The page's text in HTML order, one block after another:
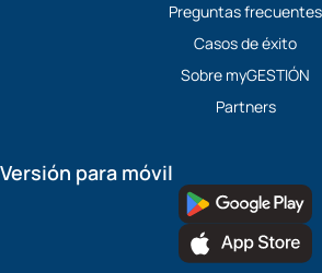
Preguntas frecuentes
Casos de éxito
Sobre myGESTIÓN
Partners
Versión para móvil